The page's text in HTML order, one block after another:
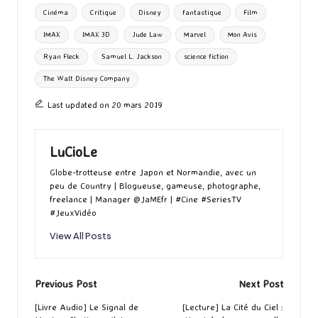
k n
er
Cinéma Critique Disney fantastique Film
IMAX IMAX 3D Jude Law Marvel Mon Avis
Ryan Fleck Samuel L. Jackson science fiction
The Walt Disney Company
Last updated on 20 mars 2019
LuCioLe
Globe-trotteuse entre Japon et Normandie, avec un
peu de Country | Blogueuse, gameuse, photographe,
freelance | Manager @JaMEfr | #Cine #SeriesTV
#JeuxVidéo
View All Posts
Post
navigation
Previous Post
[Livre Audio] Le Signal de
Next Post
[Lecture] La Cité du Ciel :